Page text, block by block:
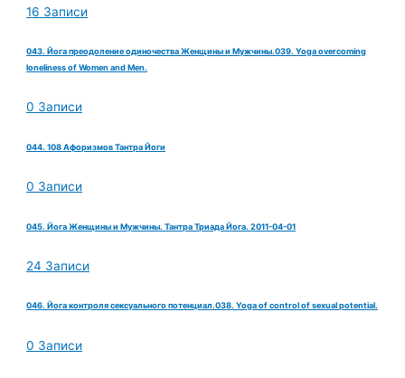
16 Записи
043. Йога преодоление одиночества Женщины и Мужчины.039. Yoga overcoming
loneliness of Women and Men.
0 Записи
044. 108 Афоризмов Тантра Йоги
0 Записи
045. Йога Женщины и Мужчины. Тантра Триада Йога. 2011-04-01
24 Записи
046. Йога контроля сексуального потенциал.038. Yoga of control of sexual potential.
0 Записи